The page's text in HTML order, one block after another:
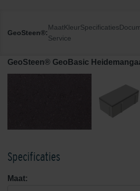
GeoSteen®:
MaatKleurSpecificaties
Service
GeoSteen® GeoBasic
Specificaties
Maat: